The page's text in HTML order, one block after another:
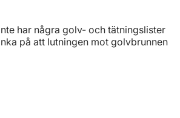
har några golv- och tätningslister
på att lutningen mot golvbrunnen